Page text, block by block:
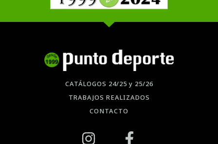
CATÁLOGOS 24/25 y 25/26
TRABAJOS REALIZADOS
CONTACTO